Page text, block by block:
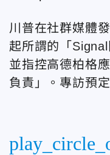
川普在社群媒體
起所謂的「
並指控高德柏格
負責」。專訪預